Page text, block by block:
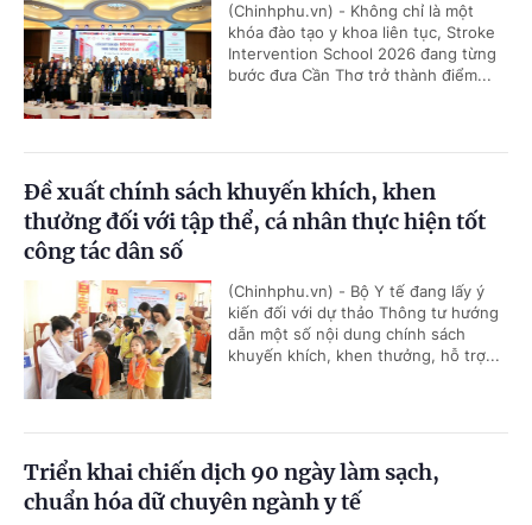
(Chinhphu.vn) - Không chỉ là một
khóa đào tạo y khoa liên tục, Stroke
Intervention School 2026 đang từng
bước đưa Cần Thơ trở thành điểm...
Đề xuất chính sách khuyến khích, khen
thưởng đối với tập thể, cá nhân thực hiện tốt
công tác dân số
(Chinhphu.vn) - Bộ Y tế đang lấy ý
kiến đối với dự thảo Thông tư hướng
dẫn một số nội dung chính sách
khuyến khích, khen thưởng, hỗ trợ...
Triển khai chiến dịch 90 ngày làm sạch,
chuẩn hóa dữ chuyên ngành y tế